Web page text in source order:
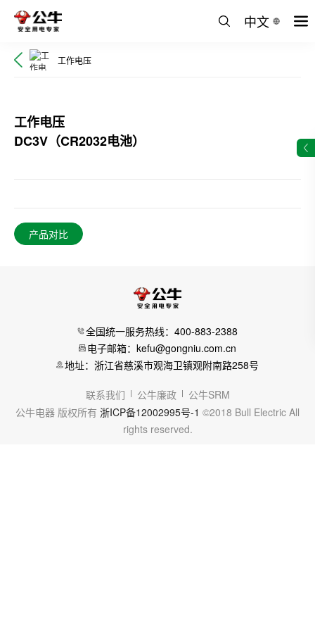
中文
工作电压
工作电压
DC3V（CR2032电池）
产品对比
全国统一服务热线：400-883-2388
电子邮箱：kefu@gongniu.com.cn
地址：浙江省慈溪市观海卫镇观附南路258号
联系我们 公牛廉政
公牛SRM
公牛电器 版权所有 浙ICP备12002995号-1 ©2018 Bull Electric All
rights reserved.